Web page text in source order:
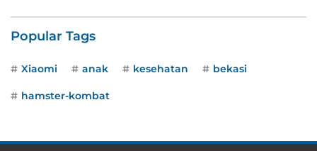
Popular Tags
Xiaomi anak kesehatan bekasi
hamster-kombat